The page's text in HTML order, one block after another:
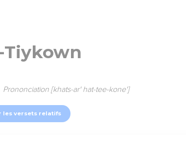
Tiykown
Prononciation [khats-ar' hat-tee-kone']
les versets relatifs